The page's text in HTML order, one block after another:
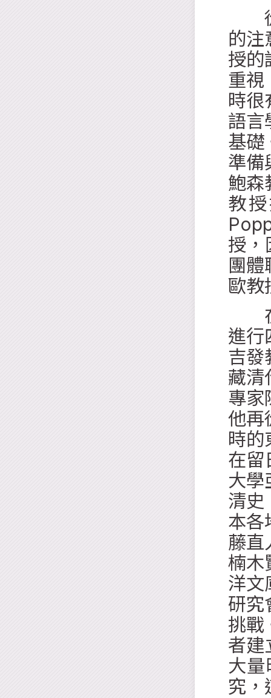
從
的注
授的
重視
時很
語言
基礎
準備
鮑森
教
授，
團
歐教
在
進行
吉發
藏清
專家
他再
時的
在留
大學
清史
本各
藤直
楠木
洋文
研究
挑戰
者建
大
究，